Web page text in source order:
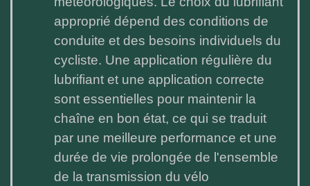
approprié dépend des conditions de
conduite et des besoins individuels du
cycliste. Une application régulière du
lubrifiant et une application correcte
sont essentielles pour maintenir la
chaîne en bon état, ce qui se traduit
par une meilleure performance et une
durée de vie prolongée de l'ensemble
de la transmission du vélo